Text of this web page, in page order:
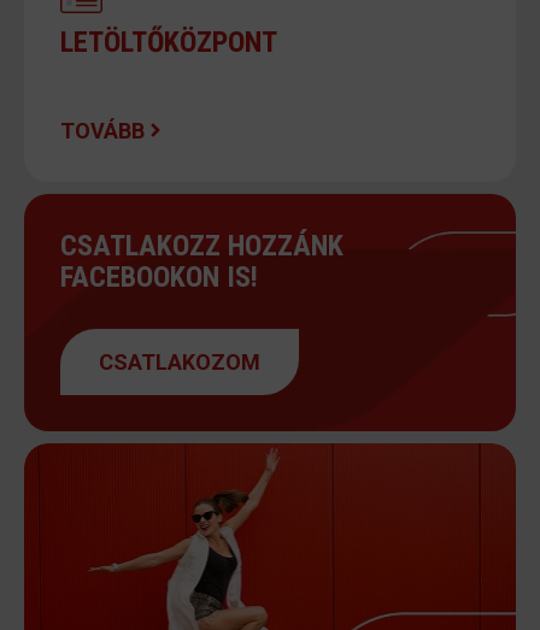
LETÖLTŐKÖZPONT
TOVÁBB
CSATLAKOZZ HOZZÁNK
FACEBOOKON IS!
CSATLAKOZOM